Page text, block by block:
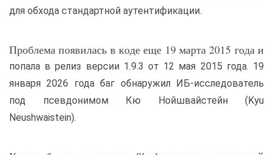
для обхода стандартной аутентификации.
Проблема появилась в коде еще 19 марта 2015 года и
попала в релиз версии 1.9.3 от 12 мая 2015 года. 19
января 2026 года баг обнаружил ИБ-исследователь
под псевдонимом Кю Нойшвайстейн (Kyu
Neushwaistein).